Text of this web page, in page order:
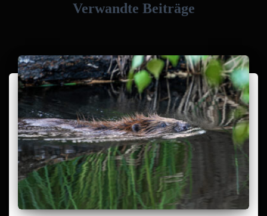
Verwandte Beiträge